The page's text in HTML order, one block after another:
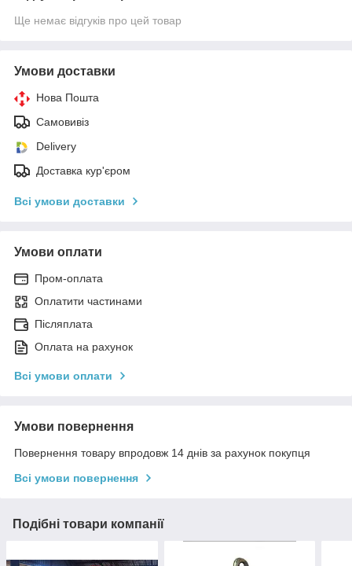
Ще немає відгуків про цей товар
Умови доставки
Нова Пошта
Самовивіз
Delivery
Доставка кур'єром
Всі умови доставки
Умови оплати
Пром-оплата
Оплатити частинами
Післяплата
Оплата на рахунок
Всі умови оплати
Умови повернення
Повернення товару впродовж 14 днів за рахунок покупця
Всі умови повернення
Подібні товари компанії